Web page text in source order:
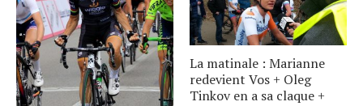
La matinale : Marianne
redevient Vos + Oleg
Tinkov en a sa claque +